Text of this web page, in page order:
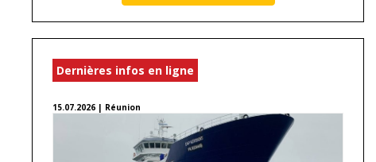
Dernières infos en ligne
15.07.2026 | Réunion